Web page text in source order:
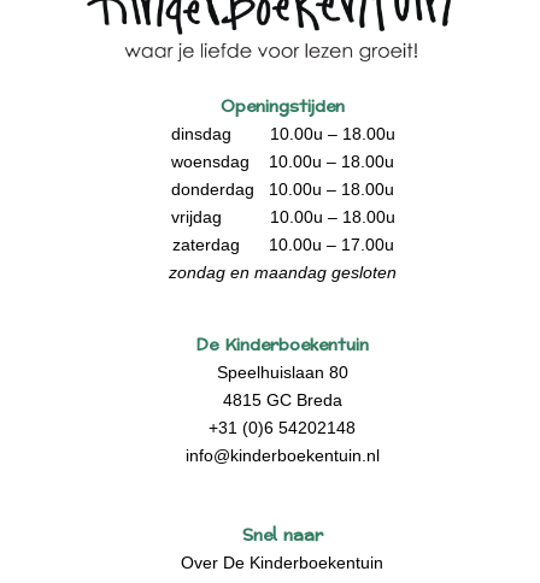
Openingstijden
dinsdag 10.00u – 18.00u
woensdag 10.00u – 18.00u
donderdag 10.00u – 18.00u
vrijdag 10.00u – 18.00u
zaterdag 10.00u – 17.00u
zondag en maandag gesloten
De Kinderboekentuin
Speelhuislaan 80
4815 GC Breda
+31 (0)6 54202148
info@kinderboekentuin.nl
Snel naar
Over De Kinderboekentuin